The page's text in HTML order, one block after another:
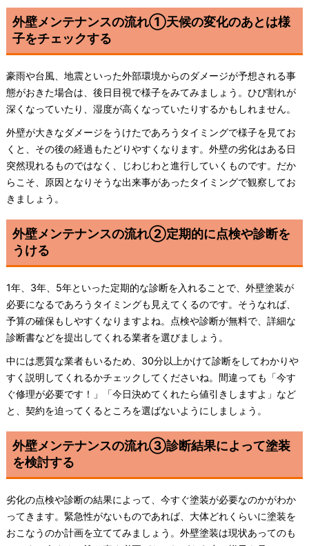
外壁メンテナンスの流れ①天候の変化のあとは様
子をチェックする
豪雨や台風、地震といった外部環境からのダメージが予想される事
態がおきた場合は、後日目視で様子をみてみましょう。ひび割れが
深くなっていたり、湿度が高くなっていたりするかもしれません。
外壁が大きなダメージをうけたであろうタイミングで様子を見てお
くと、その後の経過もたどりやすくなります。外壁の劣化はある日
突然現れるものではなく、じわじわと進行していくものです。だか
らこそ、原因となりそうな出来事があったタイミングで観察してお
きましょう。
外壁メンテナンスの流れ②定期的に点検や診断を
うける
1年、3年、5年といった定期的な診断を入れることで、外壁塗装が
必要になるであろうタイミングも見えてくるのです。そうなれば、
予算の確保もしやすくなりますよね。点検や診断が無料で、詳細な
診断書などを提出してくれる業者を選びましょう。
中には悪質な業者もいるため、30分以上かけて診断をしてわかりや
すく説明してくれるかチェックしてくださいね。間違っても「今す
ぐ修理が必要です！」「今日決めてくれたら値引きしますよ」など
と、契約を迫ってくるところを選ばないようにしましょう。
外壁メンテナンスの流れ③診断結果によって塗装
を検討する
劣化の点検や診断の結果によって、今すぐ塗装が必要なのかがわか
ってきます。緊急性がないものであれば、大体どれくらいに塗装を
おこなうのか計画を立ててみましょう。外壁塗装は現状あってのも